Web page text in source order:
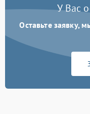
У Вас
Оставьте заявку,